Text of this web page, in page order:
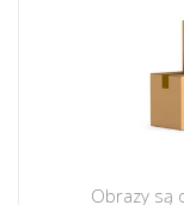
Obrazy są